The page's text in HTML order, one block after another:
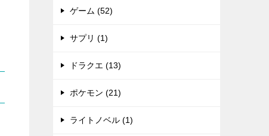
ゲーム (52)
サプリ (1)
ドラクエ (13)
ポケモン (21)
ライトノベル (1)